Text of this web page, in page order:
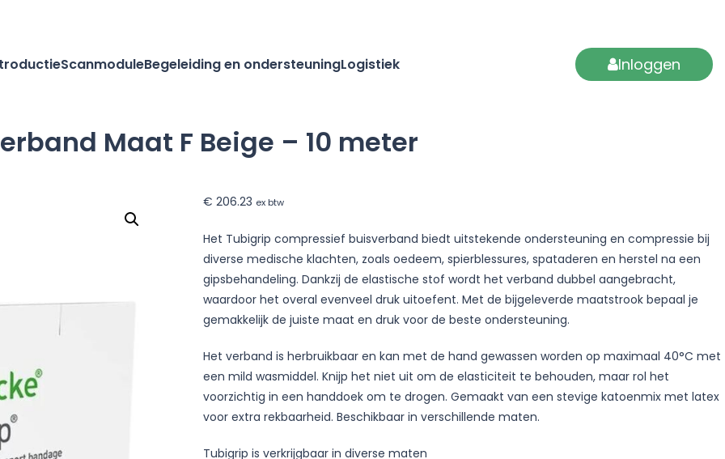
ScanmoduleBegeleiding en ondersteuningLogistiek Inloggen
Maat F Beige – 10 meter
€ 206.23 ex btw
Het Tubigrip compressief buisverband biedt uitstekende ondersteuning en compressie bij
diverse medische klachten, zoals oedeem, spierblessures, spataderen en herstel na een
gipsbehandeling. Dankzij de elastische stof wordt het verband dubbel aangebracht,
waardoor het overal evenveel druk uitoefent. Met de bijgeleverde maatstrook bepaal je
gemakkelijk de juiste maat en druk voor de beste ondersteuning.
Het verband is herbruikbaar en kan met de hand gewassen worden op maximaal 40°C met
een mild wasmiddel. Knijp het niet uit om de elasticiteit te behouden, maar rol het
voorzichtig in een handdoek om te drogen. Gemaakt van een stevige katoenmix met latex
voor extra rekbaarheid. Beschikbaar in verschillende maten.
Tubigrip is verkrijgbaar in diverse maten